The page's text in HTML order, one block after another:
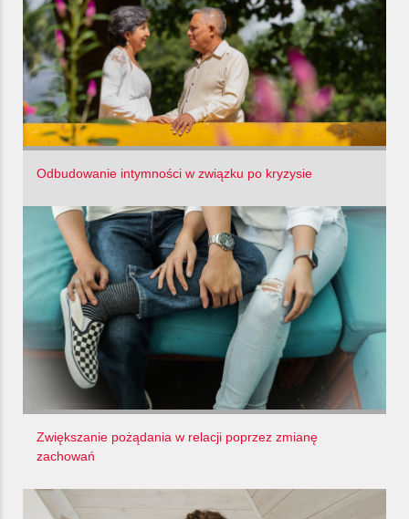
Odbudowanie intymności w związku po kryzysie
Zwiększanie pożądania w relacji poprzez zmianę
zachowań